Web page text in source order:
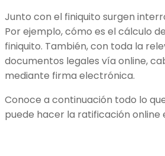
Junto con el finiquito surgen
Por ejemplo, cómo es elcálculo
finiquito. También, con toda la
documentos legales vía online,
mediante firma electrónica.
Conoce a continuación todo lo
puede hacer la ratificación